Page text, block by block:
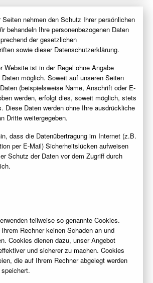
Seiten nehmen den Schutz Ihrer persönlichen
behandeln Ihre personenbezogenen Daten
der gesetzlichen
sowie dieser Datenschutzerklärung.
Website ist in der Regel ohne Angabe
Daten möglich. Soweit auf unseren Seiten
(beispielsweise Name, Anschrift oder E-
werden, erfolgt dies, soweit möglich, stets
Diese Daten werden ohne Ihre ausdrückliche
Dritte weitergegeben.
dass die Datenübertragung im Internet (z.B.
per E-Mail) Sicherheitslücken aufweisen
Schutz der Daten vor dem Zugriff durch
teilweise so genannte Cookies.
Rechner keinen Schaden an und
Cookies dienen dazu, unser Angebot
und sicherer zu machen. Cookies
die auf Ihrem Rechner abgelegt werden